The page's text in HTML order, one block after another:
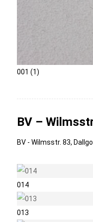
001 (1)
BV –
BV - Wilmsstr. 83,
014
013